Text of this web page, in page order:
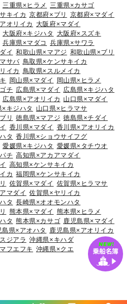
三重県×ヒラメ
三重県×カサゴ
キイカ 京都府×ブリ
京都府×マダイ
オリイカ
大阪府×マダイ
大阪府×キジハタ
大阪府×スズキ
兵庫県×マダコ
兵庫県×サワラ
イ 和歌山県×マアジ 和歌山県×ブリ
サバ 鳥取県×ケンサキイカ
イカ
鳥取県×スルメイカ
岡山県×マダイ
岡山県×ヒラメ
チ 広島県×マダイ 広島県×キジハタ
広島県×アオリイカ 山口県×マダイ
×キジハタ
山口県×ヒラマサ
リ 徳島県×マアジ 徳島県×チダイ
香川県×マダイ 香川県×アオリイカ
タ 香川県×ショウサイフグ
愛媛県×キジハタ 愛媛県×タチウオ
チ 高知県×アカアマダイ
高知県×ケンサキイカ
カ 福岡県×ケンサキイカ
佐賀県×マダイ 佐賀県×ヒラマサ
マダイ 佐賀県×ヤリイカ
タ 長崎県×オオモンハタ
熊本県×マダイ 熊本県×ヒラメ
タ 熊本県×カサゴ 鹿児島県×マダイ
島県×アオハタ
鹿児島県×アオリイカ
ジアラ 沖縄県×キハダ
フエフキ 沖縄県×クエ